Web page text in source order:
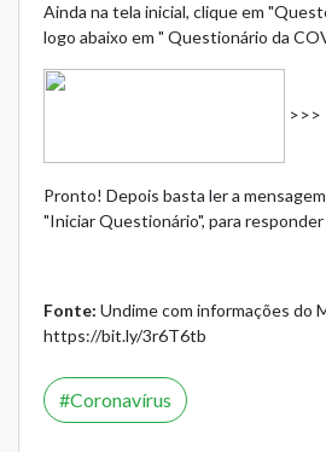
Ainda na tela inicial, clique em
logo abaixo em " Questionário da
>>>
Pronto! Depois basta ler a
"Iniciar Questionário", para
Fonte: Undime com informações do
https://bit.ly/3r6T6tb
Coronavírus